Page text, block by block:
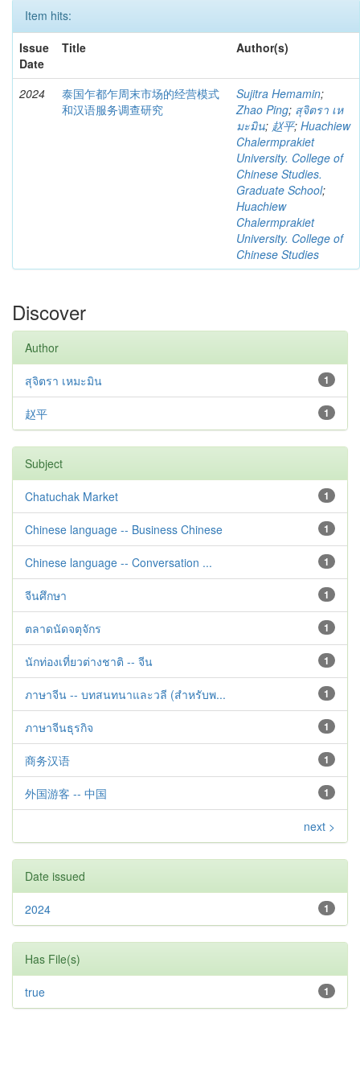
Item hits:
Issue
Date
Title Author(s)
2024
泰国乍都乍周末市场的经营模式
和汉语服务调查研究
Sujitra Hemamin;
Zhao Ping; สุจิตรา เห
มะมิน; 赵平; Huachiew
Chalermprakiet
University. College of
Chinese Studies.
Graduate School;
Huachiew
Chalermprakiet
University. College of
Chinese Studies
Discover
Author
1
สุจิตรา เหมะมิน
1
赵平
Subject
1
Chatuchak Market
1
Chinese language -- Business Chinese
1
Chinese language -- Conversation ...
1
จีนศึกษา
1
ตลาดนัดจตุจักร
1
นักท่องเที่ยวต่างชาติ -- จีน
1
ภาษาจีน -- บทสนทนาและวลี (สำหรับพ...
1
ภาษาจีนธุรกิจ
1
商务汉语
1
外国游客 -- 中国
next >
Date issued
1
2024
Has File(s)
1
true